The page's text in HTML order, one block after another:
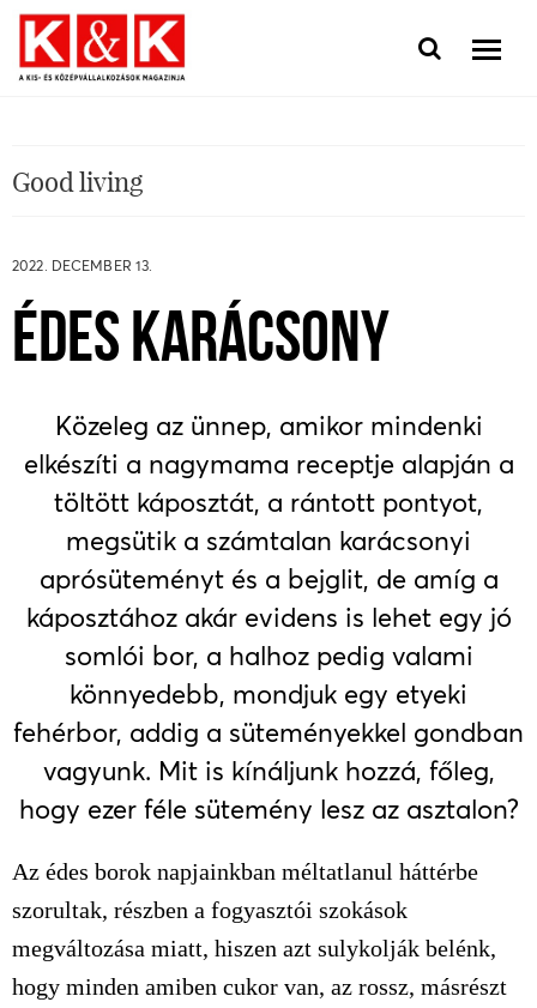
Good living
2022. DECEMBER 13.
ÉDES KARÁCSONY
Közeleg az ünnep, amikor mindenki
elkészíti a nagymama receptje alapján a
töltött káposztát, a rántott pontyot,
megsütik a számtalan karácsonyi
aprósüteményt és a bejglit, de amíg a
káposztához akár evidens is lehet egy jó
somlói bor, a halhoz pedig valami
könnyedebb, mondjuk egy etyeki
fehérbor, addig a süteményekkel gondban
vagyunk. Mit is kínáljunk hozzá, főleg,
hogy ezer féle sütemény lesz az asztalon?
Az édes borok napjainkban méltatlanul háttérbe
szorultak, részben a fogyasztói szokások
megváltozása miatt, hiszen azt sulykolják belénk,
hogy minden amiben cukor van, az rossz, másrészt